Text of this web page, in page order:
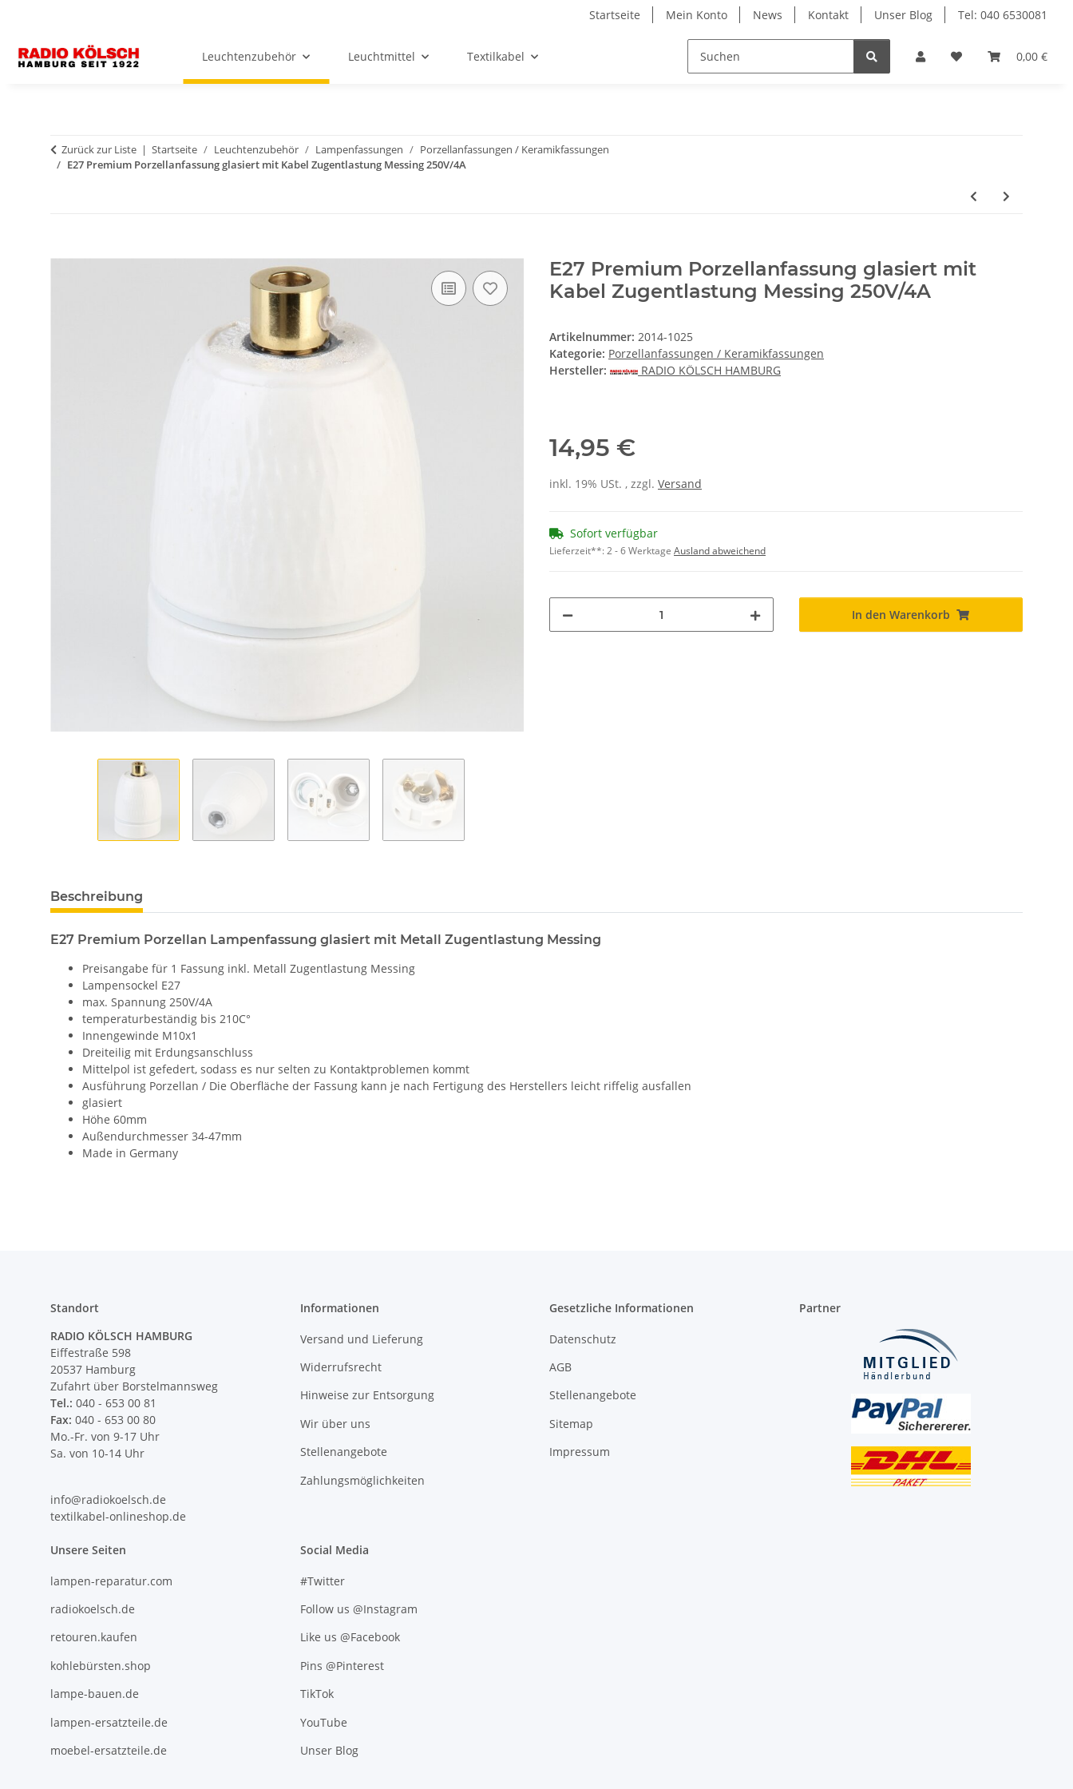
Startseite Mein Konto News Kontakt Unser Blog Tel: 040 6530081
0,00 €
Leuchtenzubehör Leuchtmittel Textilkabel
Zurück zur Liste Startseite Leuchtenzubehör Lampenfassungen
Porzellanfassungen / Keramikfassungen
E27 Premium Porzellanfassung glasiert mit Kabel Zugentlastung Messing 250V/4A
E27 Premium Porzellanfassung glasiert mit
Kabel Zugentlastung Messing 250V/4A
Artikelnummer: 2014-1025
Kategorie: Porzellanfassungen / Keramikfassungen
Hersteller:
RADIO KÖLSCH HAMBURG
14,95 €
inkl. 19% USt. , zzgl. Versand
Sofort verfügbar
Lieferzeit**:2 - 6 Werktage Ausland abweichend
In den Warenkorb
Beschreibung
E27 Premium Porzellan Lampenfassung glasiert mit Metall Zugentlastung Messing
Preisangabe für 1 Fassung inkl. Metall Zugentlastung Messing
Lampensockel E27
max. Spannung 250V/4A
temperaturbeständig bis 210C°
Innengewinde M10x1
Dreiteilig mit Erdungsanschluss
Mittelpol ist gefedert, sodass es nur selten zu Kontaktproblemen kommt
Ausführung Porzellan / Die Oberfläche der Fassung kann je nach Fertigung des Herstellers leicht riffelig ausfallen
glasiert
Höhe 60mm
Außendurchmesser 34-47mm
Made in Germany
Standort
RADIO KÖLSCH HAMBURG
Eiffestraße 598
20537 Hamburg
Zufahrt über Borstelmannsweg
Tel.: 040 - 653 00 81
Fax: 040 - 653 00 80
Mo.-Fr. von 9-17 Uhr
Sa. von 10-14 Uhr
info@radiokoelsch.de
textilkabel-onlineshop.de
Informationen
Versand und Lieferung
Widerrufsrecht
Hinweise zur Entsorgung
Wir über uns
Stellenangebote
Zahlungsmöglichkeiten
Gesetzliche Informationen
Datenschutz
AGB
Stellenangebote
Sitemap
Impressum
Partner
Unsere Seiten
lampen-reparatur.com
radiokoelsch.de
retouren.kaufen
kohlebürsten.shop
lampe-bauen.de
lampen-ersatzteile.de
moebel-ersatzteile.de
Social Media
#Twitter
Follow us @Instagram
Like us @Facebook
Pins @Pinterest
TikTok
YouTube
Unser Blog